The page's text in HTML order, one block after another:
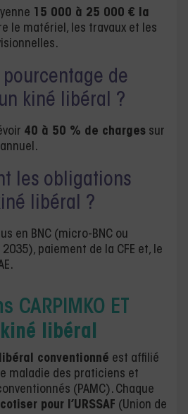
15 000 à 25 000 € la
le matériel, les travaux et les
de
kiné libéral ?
40 à 50 % de charges sur
les obligations
libéral ?
en BNC (micro-BNC ou
paiement de la CFE et, le
CARPIMKO ET
kiné libéral
conventionné est affilié
maladie des praticiens et
(PAMC). Chaque
cotiser pour l’URSSAF (Union de